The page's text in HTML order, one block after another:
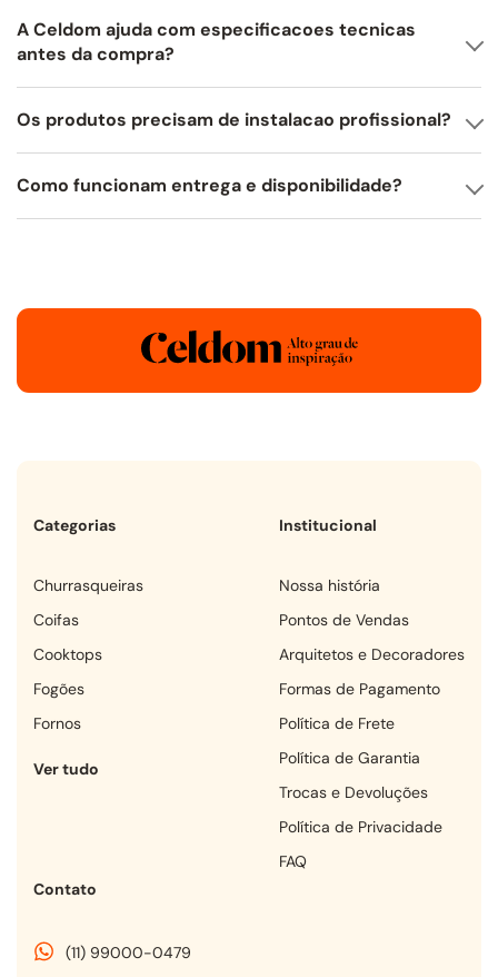
A Celdom ajuda com especificacoes tecnicas
antes da compra?
Os produtos precisam de instalacao profissional?
Como funcionam entrega e disponibilidade?
Categorias
churrasqueiras
coifas
cooktops
fogões
fornos
Ver tudo
Institucional
Nossa história
Pontos de Vendas
Arquitetos e Decoradores
Formas de Pagamento
Política de Frete
Política de Garantia
Trocas e Devoluções
Política de Privacidade
FAQ
Contato
(11) 99000-0479